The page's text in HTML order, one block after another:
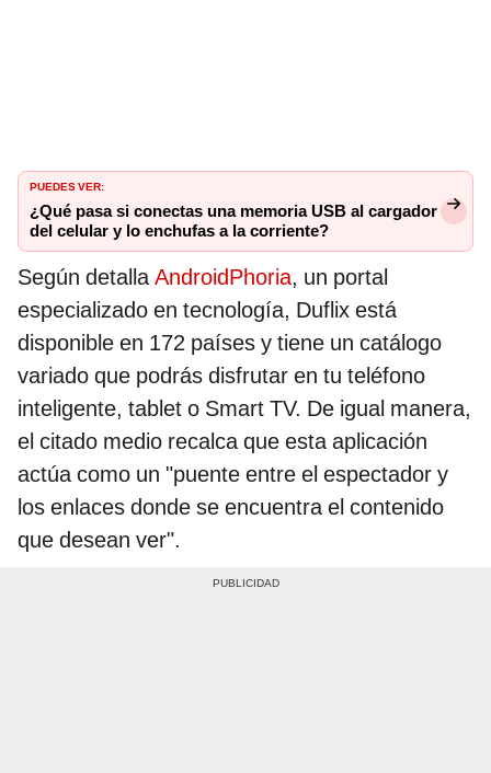
PUEDES VER:
¿Qué pasa si conectas una memoria USB al cargador
del celular y lo enchufas a la corriente?
Según detallaAndroidPhoria, un portal
especializado en tecnología, Duflix está
disponible en 172 países y tiene un catálogo
variado que podrás disfrutar en tu teléfono
inteligente, tablet o Smart TV. De igual manera,
el citado medio recalca que esta aplicación
actúa como un "puente entre el espectador y
los enlaces donde se encuentra el contenido
que desean ver".